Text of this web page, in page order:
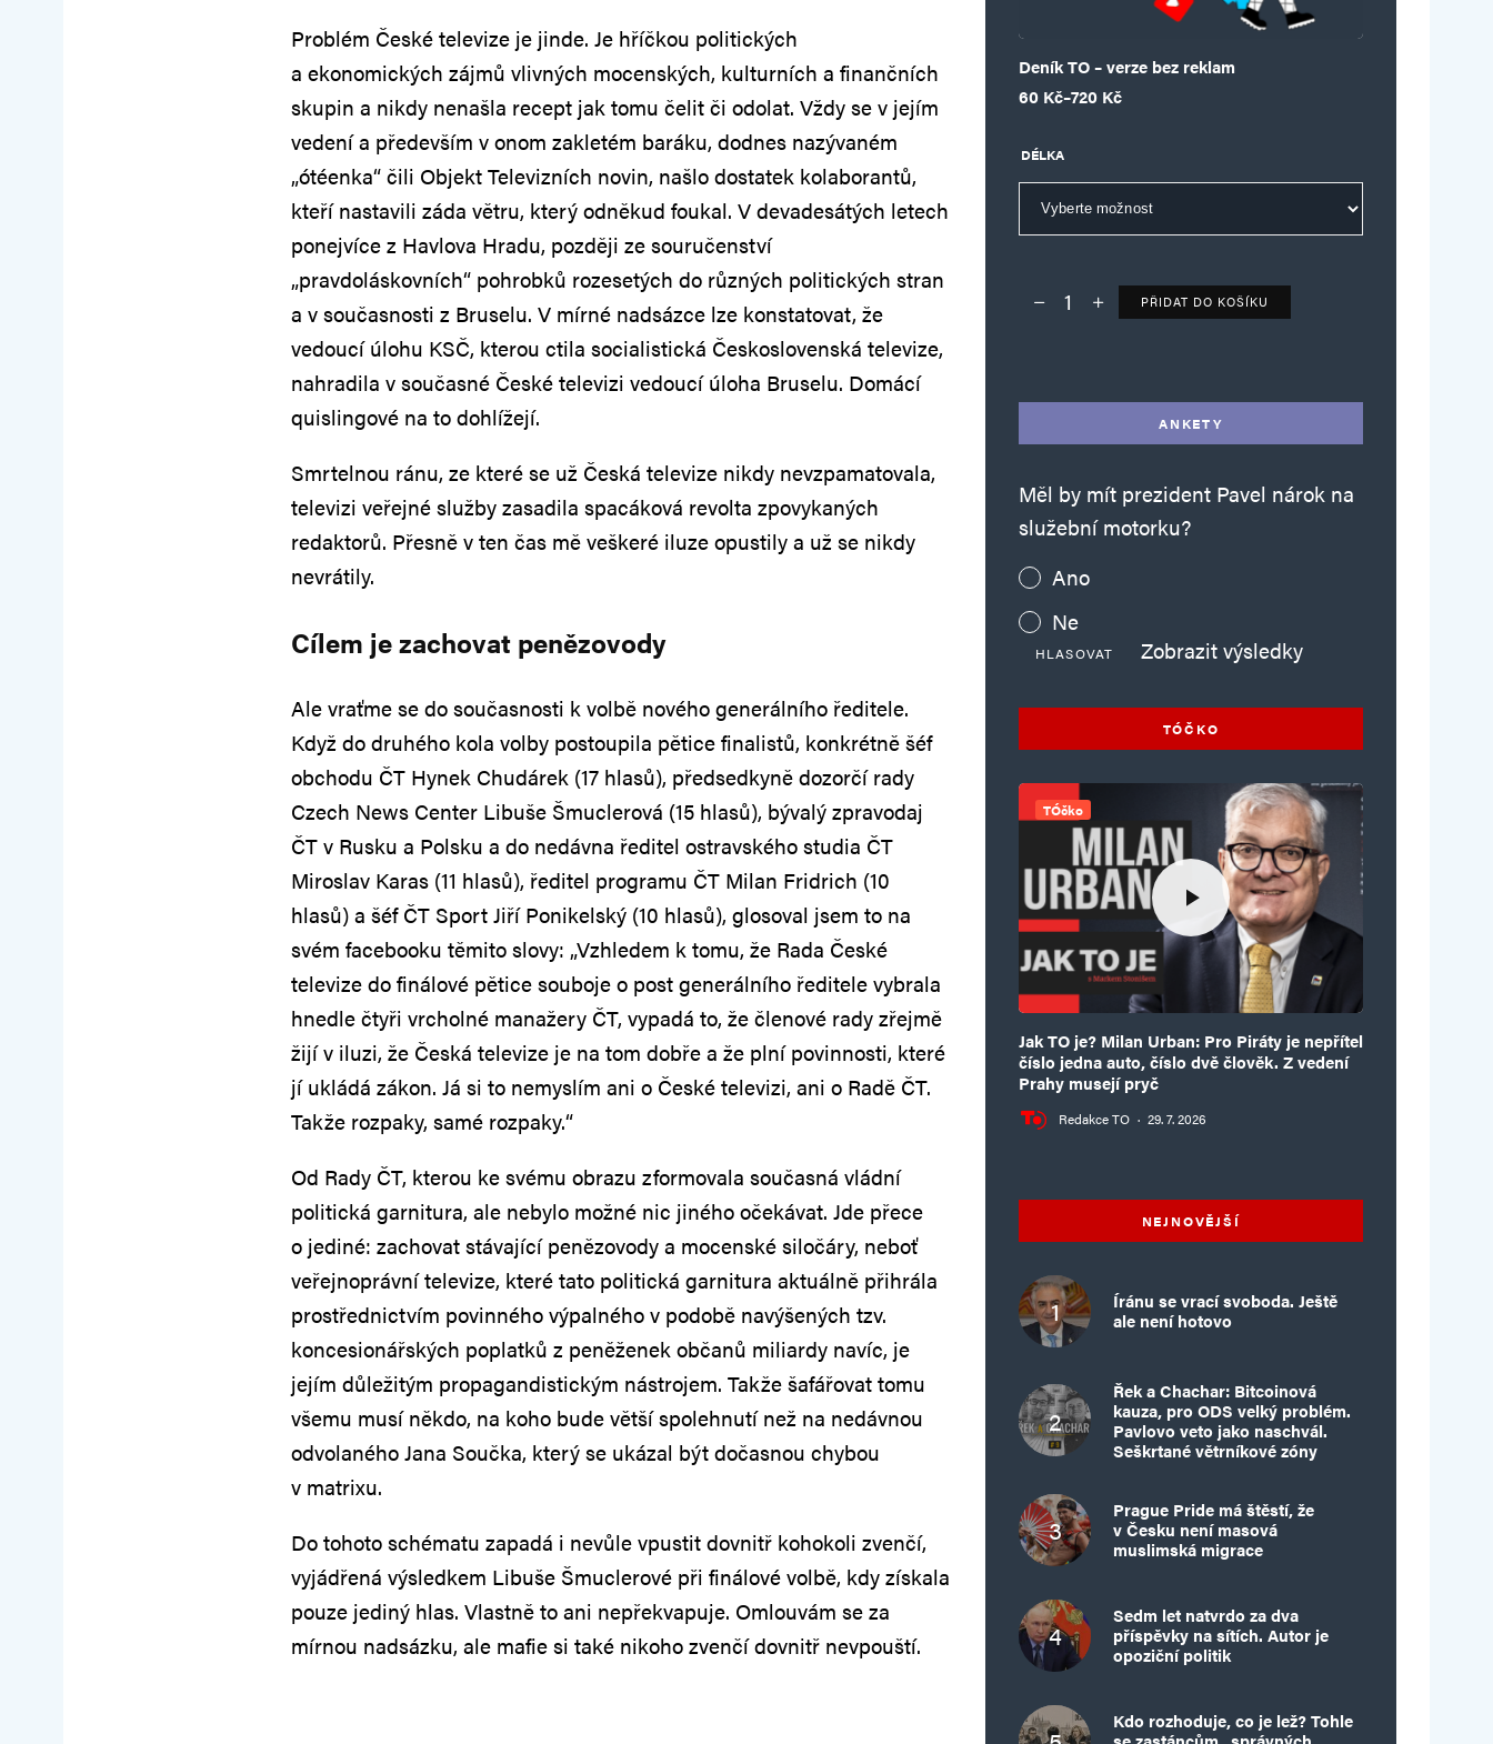
Problém České televize je jinde. Je hříčkou politických
a ekonomických zájmů vlivných mocenských, kulturních a finančních
skupin a nikdy nenašla recept jak tomu čelit či odolat. Vždy se v jejím
vedení a především v onom zakletém baráku, dodnes nazývaném
„ótéenka“ čili Objekt Televizních novin, našlo dostatek kolaborantů,
kteří nastavili záda větru, který odněkud foukal. V devadesátých letech
ponejvíce z Havlova Hradu, později ze souručenství
„pravdoláskovních“ pohrobků rozesetých do různých politických stran
a v současnosti z Bruselu. V mírné nadsázce lze konstatovat, že
vedoucí úlohu KSČ, kterou ctila socialistická Československá televize,
nahradila v současné České televizi vedoucí úloha Bruselu. Domácí
quislingové na to dohlížejí.
Smrtelnou ránu, ze které se už Česká televize nikdy nevzpamatovala,
televizi veřejné služby zasadila spacáková revolta zpovykaných
redaktorů. Přesně v ten čas mě veškeré iluze opustily a už se nikdy
nevrátily.
Cílem je zachovat penězovody
Ale vraťme se do současnosti k volbě nového generálního ředitele.
Když do druhého kola volby postoupila pětice finalistů, konkrétně šéf
obchodu ČT Hynek Chudárek (17 hlasů), předsedkyně dozorčí rady
Czech News Center Libuše Šmuclerová (15 hlasů), bývalý zpravodaj
ČT v Rusku a Polsku a do nedávna ředitel ostravského studia ČT
Miroslav Karas (11 hlasů), ředitel programu ČT Milan Fridrich (10
hlasů) a šéf ČT Sport Jiří Ponikelský (10 hlasů), glosoval jsem to na
svém facebooku těmito slovy: „Vzhledem k tomu, že Rada České
televize do finálové pětice souboje o post generálního ředitele vybrala
hnedle čtyři vrcholné manažery ČT, vypadá to, že členové rady zřejmě
žijí v iluzi, že Česká televize je na tom dobře a že plní povinnosti, které
jí ukládá zákon. Já si to nemyslím ani o České televizi, ani o Radě ČT.
Takže rozpaky, samé rozpaky.“
Od Rady ČT, kterou ke svému obrazu zformovala současná vládní
politická garnitura, ale nebylo možné nic jiného očekávat. Jde přece
o jediné: zachovat stávající penězovody a mocenské siločáry, neboť
veřejnoprávní televize, které tato politická garnitura aktuálně přihrála
prostřednictvím povinného výpalného v podobě navýšených tzv.
koncesionářských poplatků z peněženek občanů miliardy navíc, je
jejím důležitým propagandistickým nástrojem. Takže šafářovat tomu
všemu musí někdo, na koho bude větší spolehnutí než na nedávnou
odvolaného Jana Součka, který se ukázal být dočasnou chybou
v matrixu.
Do tohoto schématu zapadá i nevůle vpustit dovnitř kohokoli zvenčí,
vyjádřená výsledkem Libuše Šmuclerové při finálové volbě, kdy získala
pouze jediný hlas. Vlastně to ani nepřekvapuje. Omlouvám se za
mírnou nadsázku, ale mafie si také nikoho zvenčí dovnitř nevpouští.
Deník TO – verze bez reklam
60 Kč–720 Kč
Rozpětí cen: 60 Kč až 720 Kč
DÉLKA
Deník TO – verze bez reklam množství
PŘIDAT DO KOŠÍKU
ANKETY
Měl by mít prezident Pavel nárok na
služební motorku?
Ano
Ne
HLASOVAT Zobrazit výsledky
TÓČKO
TÓčko
Jak TO je? Milan Urban: Pro Piráty je nepřítel
číslo jedna auto, číslo dvě člověk. Z vedení
Prahy musejí pryč
Redakce TO · 29. 7. 2026
NEJNOVĚJŠÍ
Íránu se vrací svoboda. Ještě
ale není hotovo
Řek a Chachar: Bitcoinová
kauza, pro ODS velký problém.
Pavlovo veto jako naschvál.
Seškrtané větrníkové zóny
Prague Pride má štěstí, že
v Česku není masová
muslimská migrace
Sedm let natvrdo za dva
příspěvky na sítích. Autor je
opoziční politik
Kdo rozhoduje, co je lež? Tohle